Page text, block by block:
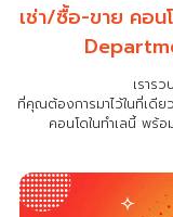
เช่า/ซื้อ-ขาย คอน
เราร
ที่คุณต้องการมาไว้ในที่เดียว
คอนโดในทำเลนี้ พร้